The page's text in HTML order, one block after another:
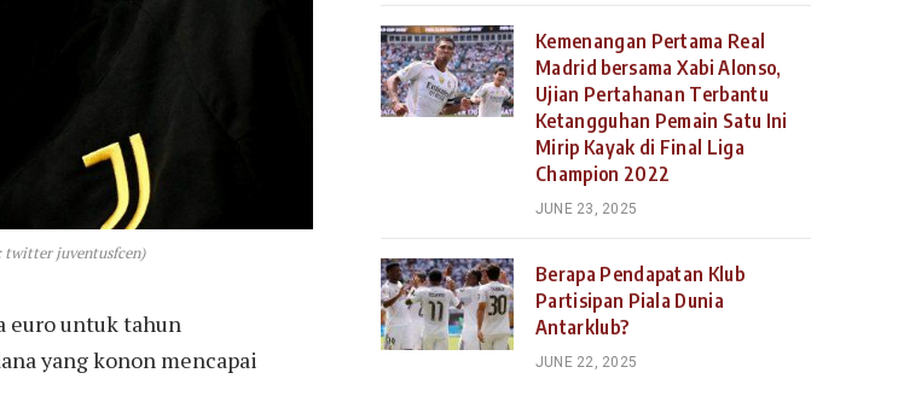
juventusfcen)
euro untuk tahun
yang konon mencapai
Kemenangan Pertama Real
Madrid bersama Xabi Alonso,
Ujian Pertahanan Terbantu
Ketangguhan Pemain Satu Ini
Mirip Kayak di Final Liga
Champion 2022
JUNE 23, 2025
Berapa Pendapatan Klub
Partisipan Piala Dunia
Antarklub?
JUNE 22, 2025